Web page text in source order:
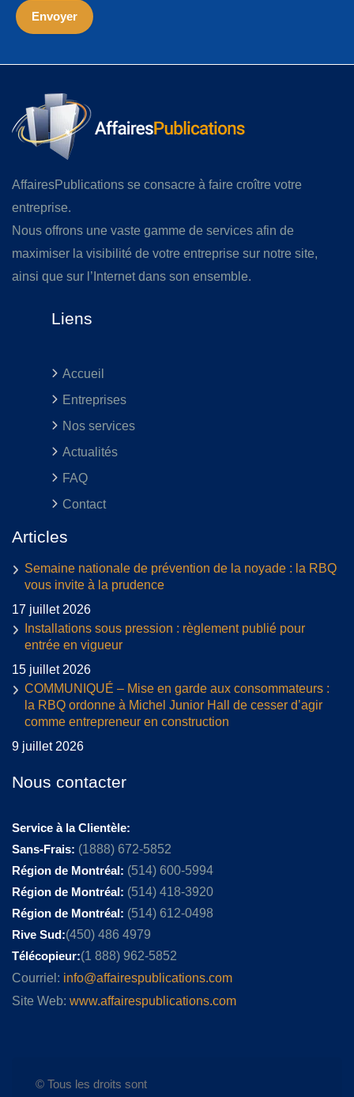
AffairesPublications se consacre à faire croître votre
entreprise.
Nous offrons une vaste gamme de services afin de
maximiser la visibilité de votre entreprise sur notre site,
ainsi que sur l’Internet dans son ensemble.
Liens
Accueil
Entreprises
Nos services
Actualités
FAQ
Contact
Articles
Semaine nationale de prévention de la noyade : la RBQ
vous invite à la prudence
17 juillet 2026
Installations sous pression : règlement publié pour
entrée en vigueur
15 juillet 2026
COMMUNIQUÉ – Mise en garde aux consommateurs :
la RBQ ordonne à Michel Junior Hall de cesser d’agir
comme entrepreneur en construction
9 juillet 2026
Nous contacter
Service à la Clientèle:
Sans-Frais: (1888) 672-5852
Région de Montréal: (514) 600-5994
Région de Montréal: (514) 418-3920
Région de Montréal: (514) 612-0498
Rive Sud:(450) 486 4979
Télécopieur:(1 888) 962-5852
Courriel: info@affairespublications.com
Site Web: www.affairespublications.com
© Tous les droits sont